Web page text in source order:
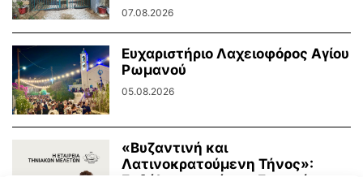
07.08.2026
Ευχαριστήριο Λαχειοφόρος Αγίου
Ρωμανού
05.08.2026
«Βυζαντινή και
Λατινοκρατούμενη Τήνος»: